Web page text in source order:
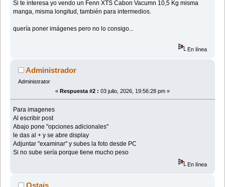
Si te interesa yo vendo un Fenn XTS Cabon Vacumn 10,5 Kg misma
manga, misma longitud, también para intermedios.
quería poner imágenes pero no lo consigo...
En línea
Administrador
Administrator
« Respuesta #2 : 03 julio, 2026, 19:56:28 pm »
Para imagenes
Al escribir post
Abajo pone "opciones adicionales"
le das al + y se abre display
Adjuntar "examinar" y subes la foto desde PC
Si no sube sería porque tiene mucho peso
En línea